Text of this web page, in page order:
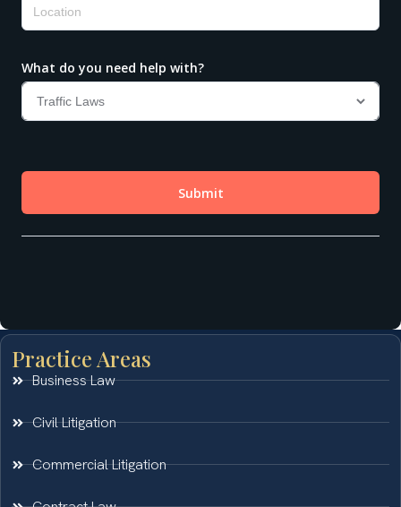
Practice Areas
Business Law
Civil Litigation
Commercial Litigation